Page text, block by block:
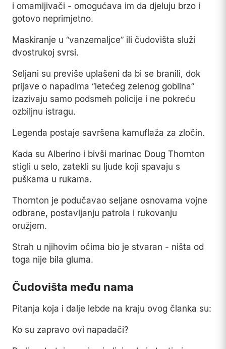
i omamljivači - omogućava im da djeluju brzo i
gotovo neprimjetno.
Maskiranje u “vanzemaljce” ili čudovišta služi
dvostrukoj svrsi.
Seljani su previše uplašeni da bi se branili, dok
prijave o napadima “letećeg zelenog goblina”
izazivaju samo podsmeh policije i ne pokreću
ozbiljnu istragu.
Legenda postaje savršena kamuflaža za zločin.
Kada su Alberino i bivši marinac Doug Thornton
stigli u selo, zatekli su ljude koji spavaju s
puškama u rukama.
Thornton je podučavao seljane osnovama vojne
odbrane, postavljanju patrola i rukovanju
oružjem.
Strah u njihovim očima bio je stvaran - ništa od
toga nije bila gluma.
Čudovišta među nama
Pitanja koja i dalje lebde na kraju ovog članka su:
Ko su zapravo ovi napadači?